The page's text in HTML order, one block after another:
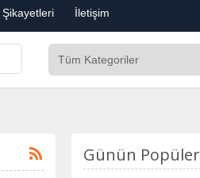
Şikayetleri İletişim
Günün